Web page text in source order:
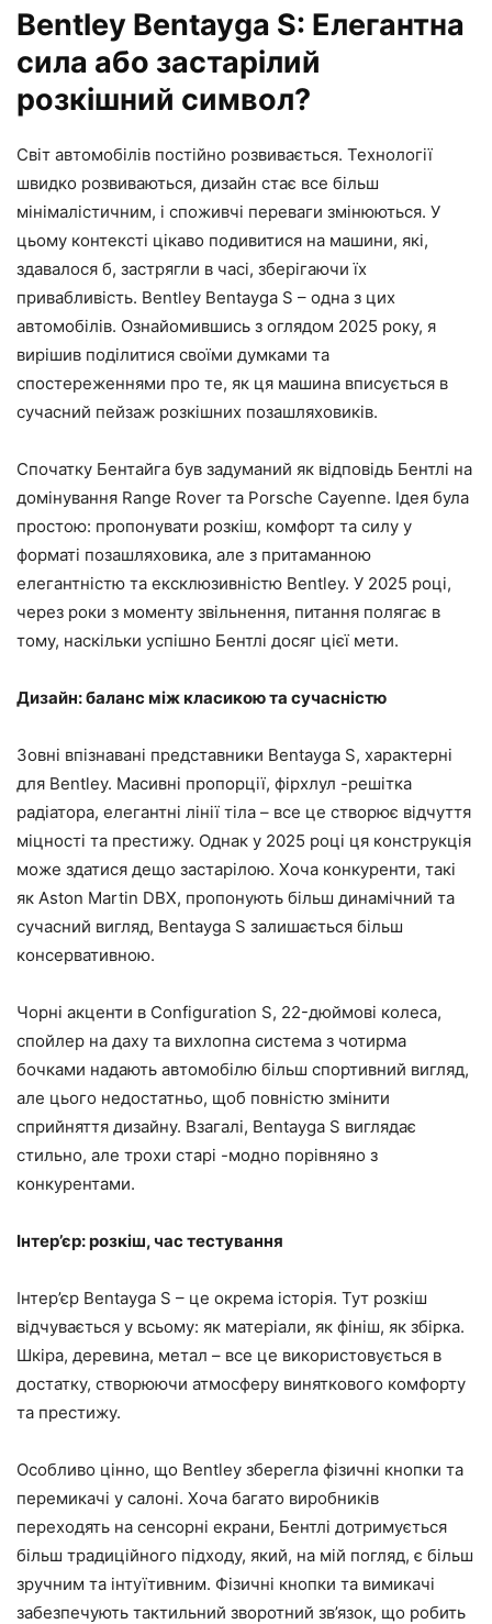
Bentley Bentayga S: Елегантна
сила або застарілий
розкішний символ?
Світ автомобілів постійно розвивається. Технології
швидко розвиваються, дизайн стає все більш
мінімалістичним, і споживчі переваги змінюються. У
цьому контексті цікаво подивитися на машини, які,
здавалося б, застрягли в часі, зберігаючи їх
привабливість. Bentley Bentayga S – одна з цих
автомобілів. Ознайомившись з оглядом 2025 року, я
вирішив поділитися своїми думками та
спостереженнями про те, як ця машина вписується в
сучасний пейзаж розкішних позашляховиків.
Спочатку Бентайга був задуманий як відповідь Бентлі на
домінування Range Rover та Porsche Cayenne. Ідея була
простою: пропонувати розкіш, комфорт та силу у
форматі позашляховика, але з притаманною
елегантністю та ексклюзивністю Bentley. У 2025 році,
через роки з моменту звільнення, питання полягає в
тому, наскільки успішно Бентлі досяг цієї мети.
Дизайн: баланс між класикою та сучасністю
Зовні впізнавані представники Bentayga S, характерні
для Bentley. Масивні пропорції, фірхлул -решітка
радіатора, елегантні лінії тіла – все це створює відчуття
міцності та престижу. Однак у 2025 році ця конструкція
може здатися дещо застарілою. Хоча конкуренти, такі
як Aston Martin DBX, пропонують більш динамічний та
сучасний вигляд, Bentayga S залишається більш
консервативною.
Чорні акценти в Configuration S, 22-дюймові колеса,
спойлер на даху та вихлопна система з чотирма
бочками надають автомобілю більш спортивний вигляд,
але цього недостатньо, щоб повністю змінити
сприйняття дизайну. Взагалі, Bentayga S виглядає
стильно, але трохи старі -модно порівняно з
конкурентами.
Інтер’єр: розкіш, час тестування
Інтер’єр Bentayga S – це окрема історія. Тут розкіш
відчувається у всьому: як матеріали, як фініш, як збірка.
Шкіра, деревина, метал – все це використовується в
достатку, створюючи атмосферу виняткового комфорту
та престижу.
Особливо цінно, що Bentley зберегла фізичні кнопки та
перемикачі у салоні. Хоча багато виробників
переходять на сенсорні екрани, Бентлі дотримується
більш традиційного підходу, який, на мій погляд, є більш
зручним та інтуїтивним. Фізичні кнопки та вимикачі
забезпечують тактильний зворотний зв’язок, що робить